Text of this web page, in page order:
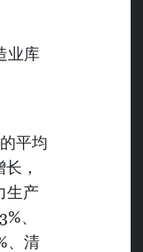
业库
平均
，
生产
、
、清